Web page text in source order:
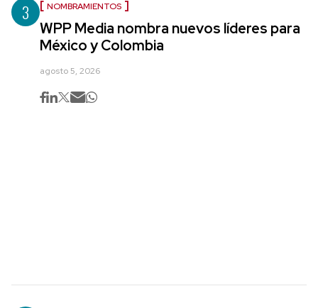
3 NOMBRAMIENTOS
WPP Media nombra nuevos líderes para
México y Colombia
agosto 5, 2026